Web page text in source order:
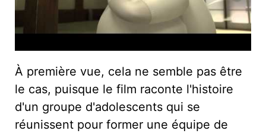
À première vue, cela ne semble pas être
le cas, puisque le film raconte l'histoire
d'un groupe d'adolescents qui se
réunissent pour former une équipe de